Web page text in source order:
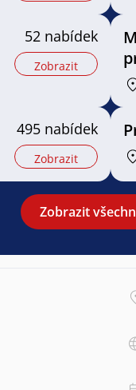
52 nabídek
Zobrazit
495 nabídek
Zobrazit
Zobrazit